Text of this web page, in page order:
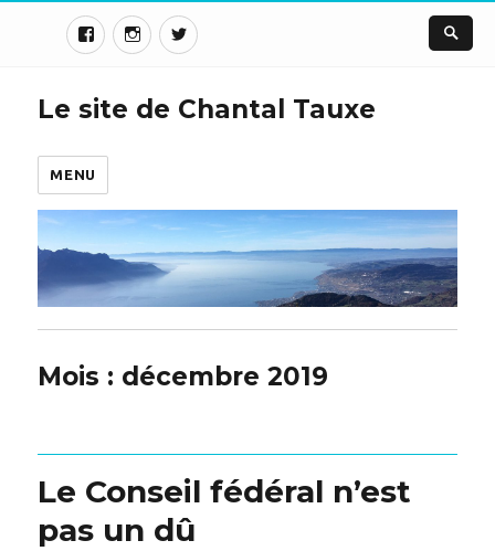
Le site de Chantal Tauxe
MENU
Mois : décembre 2019
Le Conseil fédéral n’est
pas un dû